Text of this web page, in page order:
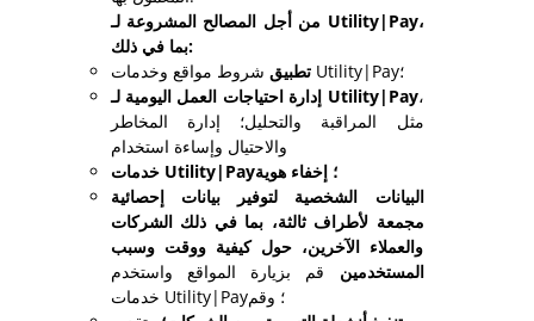
من أجل المصالح المشروعة لـ Utility|Pay،
بما في ذلك:
تطبيق
شروط مواقع وخدمات Utility|Pay؛
إدارة احتياجات العمل اليومية لـ Utility|Pay،
مثل المراقبة والتحليل؛ إدارة المخاطر
والاحتيال وإساءة استخدام
خدمات Utility|Pay؛ إخفاء هوية
البيانات الشخصية لتوفير بيانات إحصائية
مجمعة لأطراف ثالثة، بما في ذلك الشركات
والعملاء الآخرين، حول كيفية ووقت وسبب
المستخدمين قم بزيارة المواقع واستخدم
خدمات Utility|Pay؛ وقم